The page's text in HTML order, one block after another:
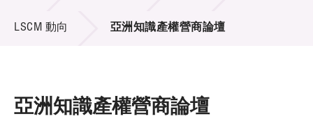
項目及資助計劃
活動及消息
LSCM 動向 亞洲知識產權營商論壇
亞洲知識產權營商論壇